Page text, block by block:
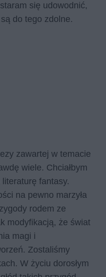
się udowodnić,
do tego zdolne.
zawartej w temacie
wiele. Chciałbym
fantasy.
na pewno marzyła
rodem ze
modyfikacją, że świat
magi i
Zostaliśmy
W życiu dorosłym